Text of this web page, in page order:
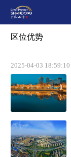
区位优势
2025-04-03 18:59:10